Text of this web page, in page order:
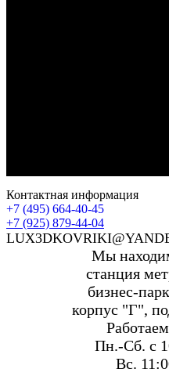
Контактная информация
+7 (495) 664-40-45
+7 (925) 879-44-04
Мы
станция
бизнес-
корпус "Г",
Пн.-Сб. с
Вс.